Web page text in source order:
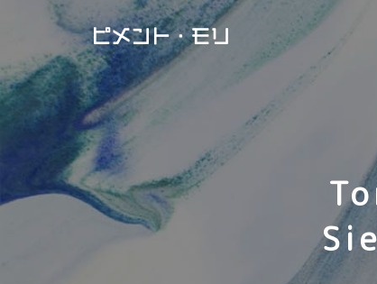
ピメント・モリ